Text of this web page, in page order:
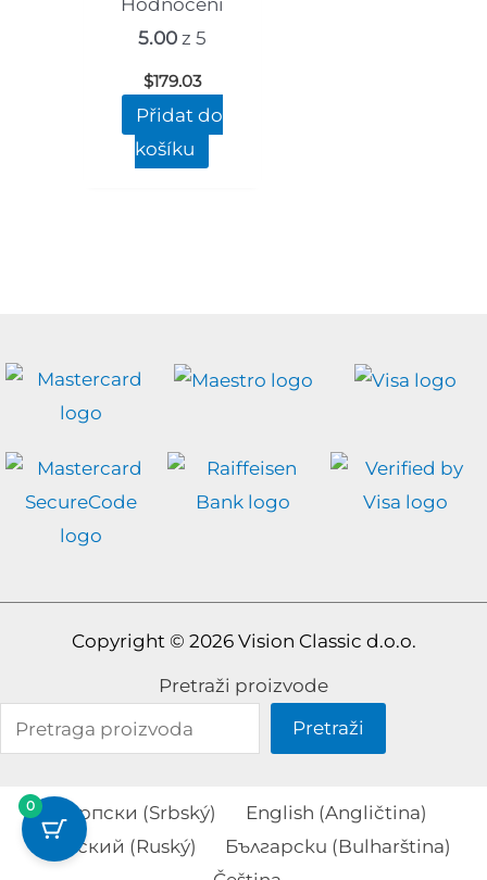
5.00z 5
$179.03
Přidat do
košíku
Copyright © 2026 Vision Classic d.o.o.
Pretraži proizvode
Pretraži
0 српски (Srbský) English (Angličtina)
Русский (Ruský) Български (Bulharština)